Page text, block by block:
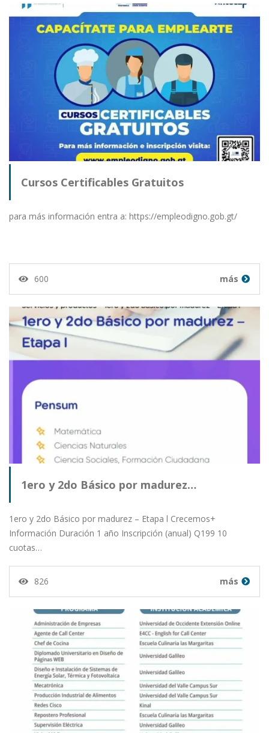
Cursos Certificables Gratuitos
para más información entra a: https://empleodigno.gob.gt/
600 más
1ero y 2do Básico por madurez…
1ero y 2do Básico por madurez – Etapa l Crecemos+
Información Duración 1 año Inscripción (anual) Q199 10
cuotas…
826 más